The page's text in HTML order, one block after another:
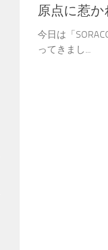
原点に惹か
今日は「
ってきまし...